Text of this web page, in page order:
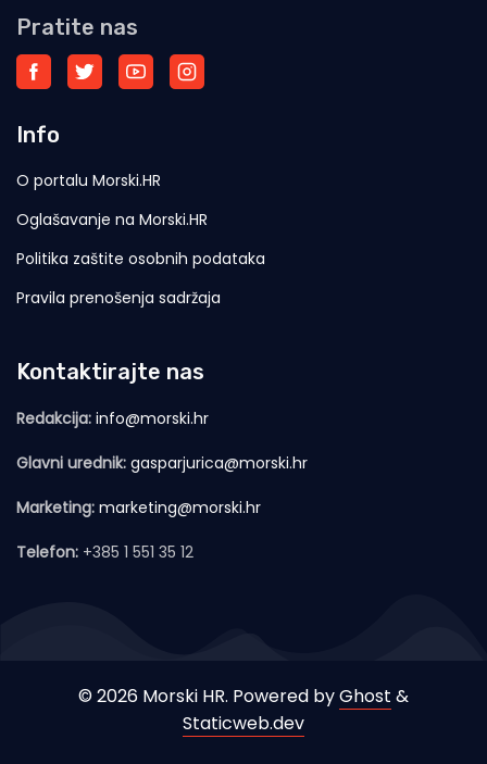
Pratite nas
Info
O portalu Morski.HR
Oglašavanje na Morski.HR
Politika zaštite osobnih podataka
Pravila prenošenja sadržaja
Kontaktirajte nas
Redakcija: info@morski.hr
Glavni urednik: gasparjurica@morski.hr
Marketing: marketing@morski.hr
Telefon: +385 1 551 35 12
© 2026 Morski HR. Powered byGhost &
Staticweb.dev